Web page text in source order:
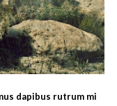
dapibus rutrum mi